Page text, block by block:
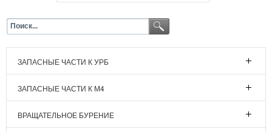
ЗАПАСНЫЕ ЧАСТИ К УРБ
ЗАПАСНЫЕ ЧАСТИ К М4
ВРАЩАТЕЛЬНОЕ БУРЕНИЕ